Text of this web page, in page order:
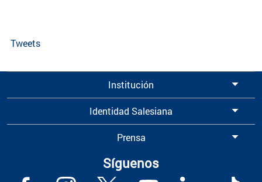
Tweets
Institución
Identidad Salesiana
Prensa
Síguenos